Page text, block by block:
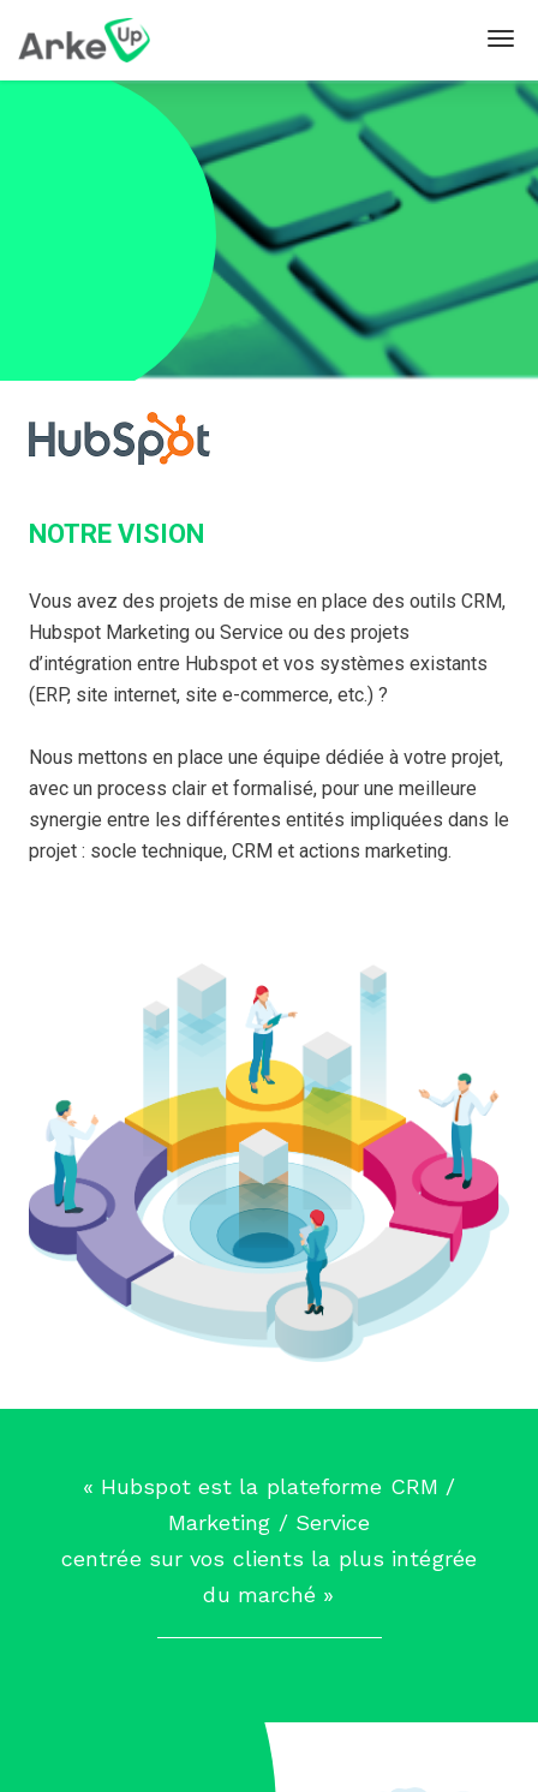
NOTRE VISION
Vous avez des projets de mise en place des outils CRM,
Hubspot Marketing ou Service ou des projets
d’intégration entre Hubspot et vos systèmes existants
(ERP, site internet, site e-commerce, etc.) ?
Nous mettons en place une équipe dédiée à votre projet,
avec un process clair et formalisé, pour une meilleure
synergie entre les différentes entités impliquées dans le
projet : socle technique, CRM et actions marketing.
« Hubspot est la plateforme CRM /
Marketing / Service
centrée sur vos clients la plus intégrée
du marché »